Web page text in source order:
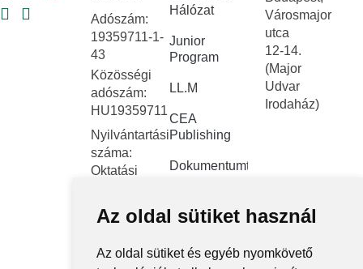
Az oldal sütiket használ
Az oldal sütiket és egyéb nyomkövető
Adószám:
19359711-1-
43
Közösségi
adószám:
HU19359711
Nyilvántartási
száma:
Oktatási
FNYF/419-
4/2023
Székhely:
1122
Hálózat
Junior
Program
LL.M
CEA
Publishing
Dokumentumtár
Közérdekű
Városmajor
utca
12-14.
(Major
Udvar
Irodaház)